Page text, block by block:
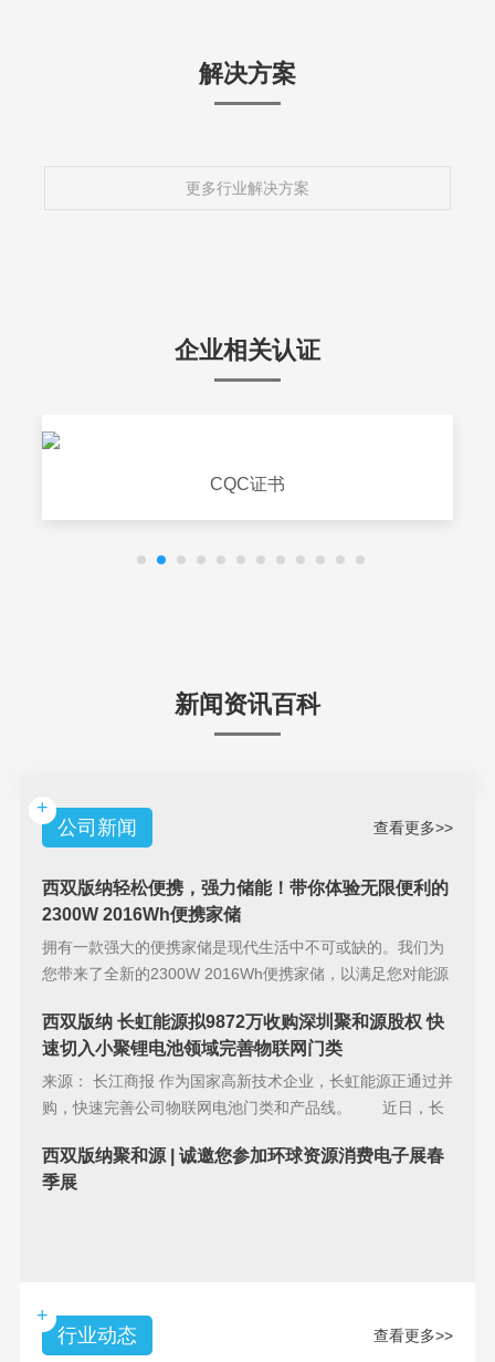
解决方案
更多行业解决方案
企业相关认证
CQC证书
新闻资讯百科
+
公司新闻
查看更多>>
西双版纳轻松便携，强力储能！带你体验无限便利的
2300W 2016Wh便携家储
拥有一款强大的便携家储是现代生活中不可或缺的。我们为
您带来了全新的2300W 2016Wh便携家储，以满足您对能源
西双版纳 长虹能源拟9872万收购深圳聚和源股权 快
速切入小聚锂电池领域完善物联网门类
来源： 长江商报 作为国家高新技术企业，长虹能源正通过并
购，快速完善公司物联网电池门类和产品线。 近日，长
西双版纳聚和源 | 诚邀您参加环球资源消费电子展春
季展
+
行业动态
查看更多>>